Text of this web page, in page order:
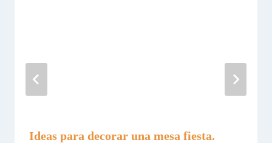
Ideas para decorar una mesa fiesta.